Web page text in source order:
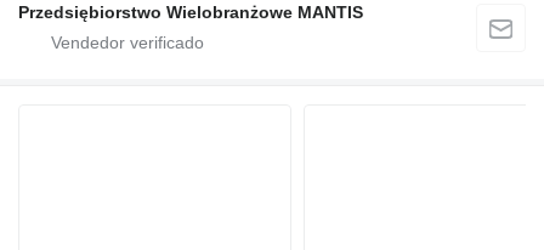
Przedsiębiorstwo Wielobranżowe MANTIS